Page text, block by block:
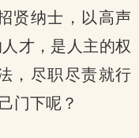
贤纳士，以高声
才，是人主的权
，尽职尽责就行
门下呢？